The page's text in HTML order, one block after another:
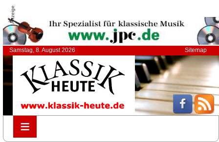
Anzeige
Samstag, 8. August 2026 Sitemap
≡
≡